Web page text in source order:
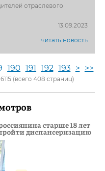
отраслевого
13.09.2023
читать новость
190 191 192 193 > >>
(всего 408 страниц)
старше 18 лет
диспансеризацию